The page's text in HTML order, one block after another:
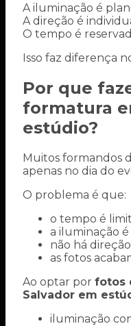
A iluminação é
A direção é
O tempo é
Isso faz diferença
Por que
formatura
estúdio?
Muitos formandos
apenas no dia do
O problema é que:
o tempo é
a iluminação é
não há
as fotos
Ao optar por fotos
Salvador em
iluminação